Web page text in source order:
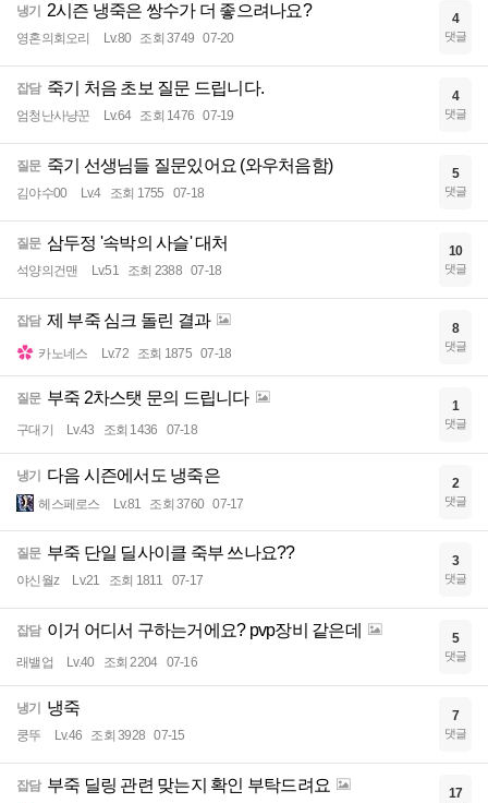
냉기 2시즌 냉죽은 쌍수가 더 좋으려나요?
영혼의회오리 Lv.80 조회 3749 07-20
4
댓글
잡담 죽기 처음 초보 질문 드립니다.
엄청난사냥꾼 Lv.64 조회 1476 07-19
4
댓글
질문 죽기 선생님들 질문있어요 (와우처음함)
김야수00 Lv.4 조회 1755 07-18
5
댓글
질문 삼두정 '속박의 사슬' 대처
석양의건맨 Lv.51 조회 2388 07-18
10
댓글
잡담 제 부죽 심크 돌린 결과
카노네스 Lv.72 조회 1875 07-18
8
댓글
질문 부죽 2차스탯 문의 드립니다
구대기 Lv.43 조회 1436 07-18
1
댓글
냉기 다음 시즌에서도 냉죽은
헤스페로스 Lv.81 조회 3760 07-17
2
댓글
질문 부죽 단일 딜사이클 죽부 쓰나요??
야신월z Lv.21 조회 1811 07-17
3
댓글
잡담 이거 어디서 구하는거에요? pvp장비 같은데
래밸업 Lv.40 조회 2204 07-16
5
댓글
냉기 냉죽
쿵뚜 Lv.46 조회 3928 07-15
7
댓글
잡담 부죽 딜링 관련 맞는지 확인 부탁드려요 17